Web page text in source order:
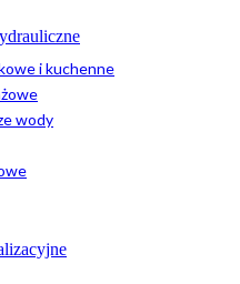
i kuchenne
wody